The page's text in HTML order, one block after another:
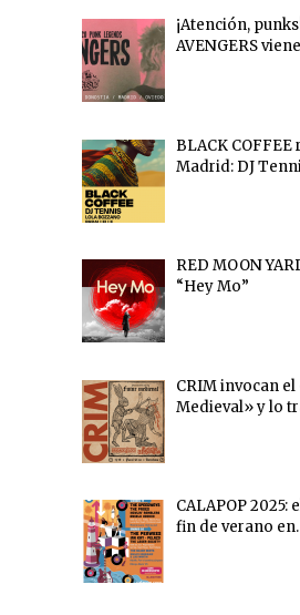
¡Atención,
AVENGERS
BLACK COFFEE
Madrid: DJ
RED MOON
“Hey Mo”
CRIM invocan
Medieval» y lo
CALAPOP 2025:
fin de verano